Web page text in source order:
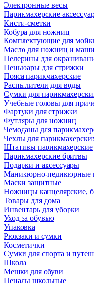
Электронные весы
Парикмахерские
Кисти-сметки
Кобура для ножниц
Комплектующие для
Масло для ножниц и
Пелерины для
Пеньюары для стрижки
Пояса парикмахерские
Распылители для воды
Сумки для
Учебные головы для
Фартуки для стрижки
Футляры для ножниц
Чемоданы для
Чехлы для
Штативы парикмахерские
Парикмахерские бритвы
Подарки и аксессуары
Маникюрно-педикюрные
Маски защитные
Ножницы канцелярские,
Товары для дома
Инвентарь для уборки
Уход за обувью
Упаковка
Рюкзаки и сумки
Косметички
Сумки для спорта и
Школа
Мешки для обуви
Пеналы школьные